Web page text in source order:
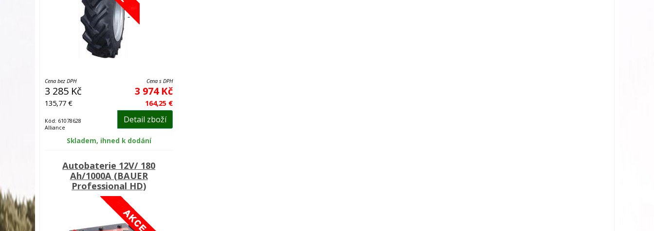
Cena bez DPH
3 285 Kč
135,77 €
Cena s DPH
3 974 Kč
164,25 €
Kód: 61078628
Alliance
Detail zboží
Skladem, ihned k dodání
Autobaterie 12V/ 180
Ah/1000A (BAUER
Professional HD)